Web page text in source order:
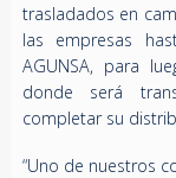
trasladados en
las empresas
AGUNSA, para
donde será
completar su
“Uno de nuestros